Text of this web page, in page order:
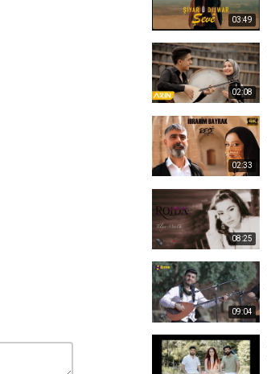
03:49
02:08
02:33
08:25
09:04